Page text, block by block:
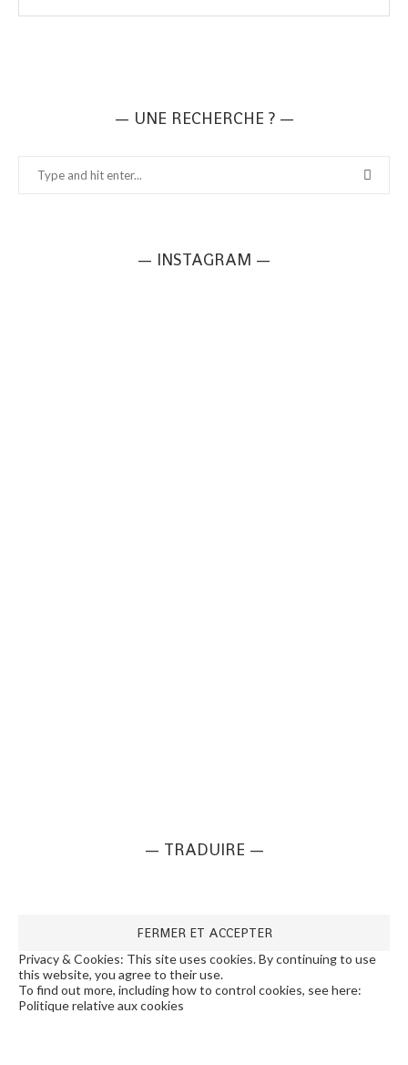
— UNE RECHERCHE ? —
— INSTAGRAM —
— TRADUIRE —
Privacy & Cookies: This site uses cookies. By continuing to use
this website, you agree to their use.
To find out more, including how to control cookies, see here:
Politique relative aux cookies